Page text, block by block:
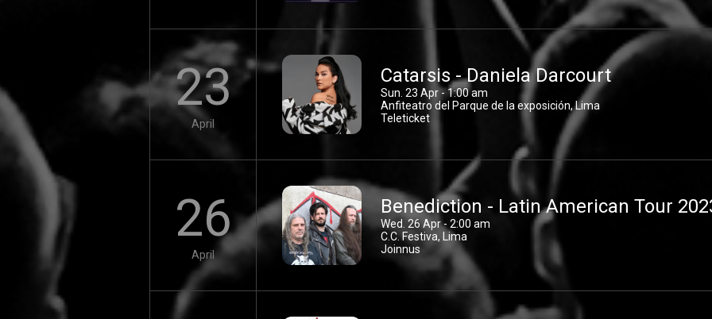
23
April
Catarsis - Daniela Darcourt
Sun. 23 Apr - 1:00 am
Anfiteatro del Parque de la exposición, Lima
Teleticket
26
April
Benediction - Latin American Tour
Wed. 26 Apr - 2:00 am
C.C. Festiva, Lima
Joinnus